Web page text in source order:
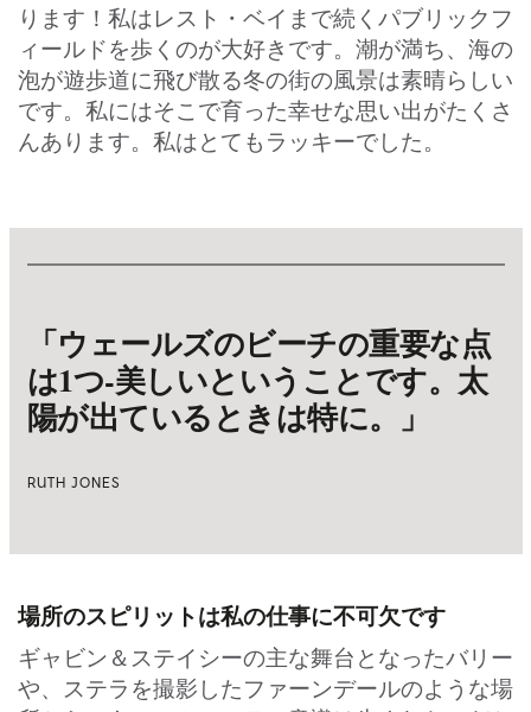
ります！私はレスト・ベイまで続くパブリックフ
ィールドを歩くのが大好きです。潮が満ち、海の
泡が遊歩道に飛び散る冬の街の風景は素晴らしい
です。私にはそこで育った幸せな思い出がたくさ
んあります。私はとてもラッキーでした。
「ウェールズのビーチの重要な点
は1つ‐美しいということです。太
陽が出ているときは特に。」
RUTH JONES
場所のスピリットは私の仕事に不可欠です
ギャビン＆ステイシーの主な舞台となったバリー
や、ステラを撮影したファーンデールのような場